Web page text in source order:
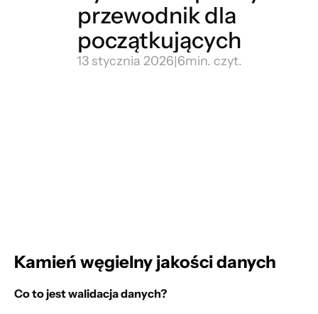
przewodnik dla
początkujących
13 stycznia 2026|6min. czyt.
Kamień węgielny jakości danych
Co to jest walidacja danych?